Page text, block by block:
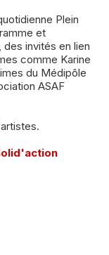
Plein
et
invités en lien
comme Karine
du Médipôle
ASAF